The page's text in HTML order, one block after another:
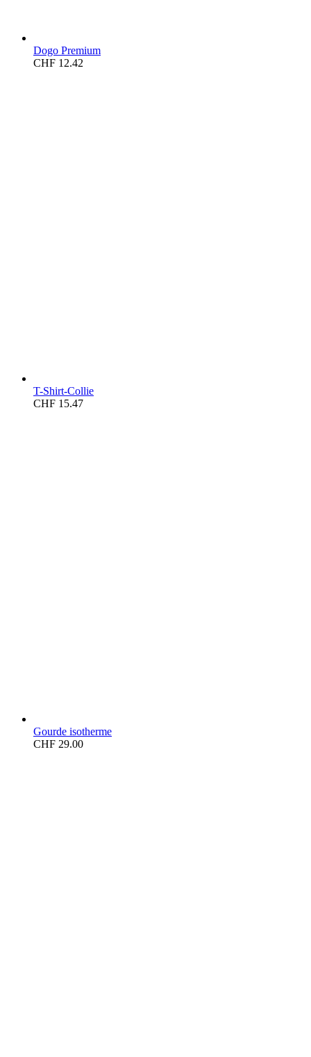
Dogo Premium
CHF 12.42
T-Shirt-Collie
CHF 15.47
Gourde isotherme
CHF 29.00